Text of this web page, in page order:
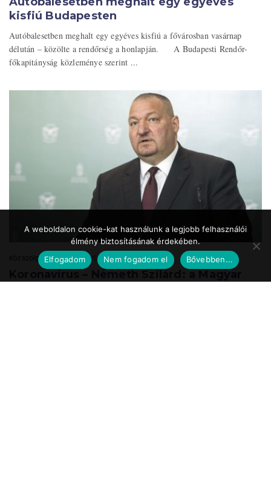
kisfiú Budapesten
Autóbalesetben meghalt egy egyéves kisfiú a fővárosban vasárnap
délután – közölte a rendőrség a honlapján. A Budapesti Rendőr-
főkapitányság közleménye szerint ...
Közszolgálat.hu 2020.05.24. 17:39
A weboldalon cookie-kat használunk a legjobb felhasználói
élmény biztosításának érdekében.
Elfogadom
Nem fogadom el Bővebben...